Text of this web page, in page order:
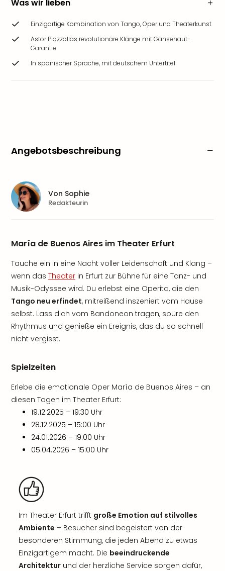
Was wir lieben
Einzigartige Kombination von Tango, Oper und Theaterkunst
Astor Piazzollas revolutionäre Klänge mit Gänsehaut-
Garantie
In spanischer Sprache, mit deutschem Untertitel
Angebotsbeschreibung
María de Buenos Aires im Theater Erfurt
Tauche ein in eine Nacht voller Leidenschaft und Klang –
wenn das Theater in Erfurt zur Bühne für eine Tanz- und
Musik-Odyssee wird. Du erlebst eine Operita, die den
Tango neu erfindet, mitreißend inszeniert vom Hause
selbst. Lass dich vom Bandoneon tragen, spüre den
Rhythmus und genieße ein Ereignis, das du so schnell
nicht vergisst.
Spielzeiten
Erlebe die emotionale Oper María de Buenos Aires – an
diesen Tagen im Theater Erfurt:
19.12.2025 – 19:30 Uhr
28.12.2025 – 15:00 Uhr
24.01.2026 – 19:00 Uhr
05.04.2026 – 15:00 Uhr
Im Theater Erfurt trifft große Emotion auf stilvolles
Ambiente – Besucher sind begeistert von der
besonderen Stimmung, die jeden Abend zu etwas
Einzigartigem macht. Die beeindruckende
Architektur und der herzliche Service sorgen dafür,
Von Sophie
Redakteurin